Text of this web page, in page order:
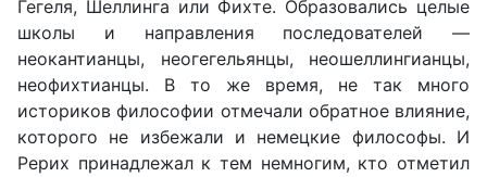
Гегеля, Шеллинга или Фихте. Образовались целые
школы и направления последователей —
неокантианцы, неогегельянцы, неошеллингианцы,
неофихтианцы. В то же время, не так много
историков философии отмечали обратное влияние,
которого не избежали и немецкие философы. И
Рерих принадлежал к тем немногим, кто отметил